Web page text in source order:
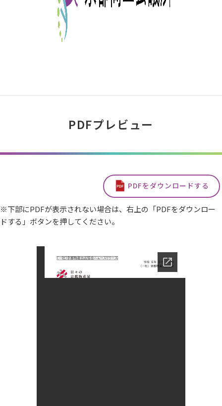
PDFプレビュー
PDFをダウンロードする
※下部にPDFが表示されない場合は、右上の「PDFをダウンロー
ドする」ボタンを押してください。